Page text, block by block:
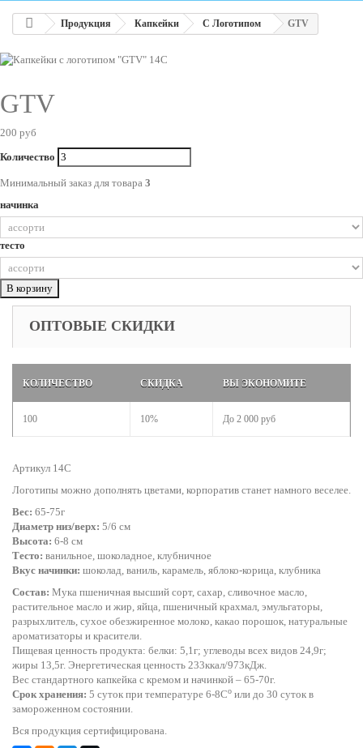
Продукция Капкейки С Логотипом GTV
GTV
200 руб
Количество
Минимальный заказ для товара 3
начинка
тесто
В корзину
ОПТОВЫЕ СКИДКИ
КОЛИЧЕСТВО СКИДКА ВЫ ЭКОНОМИТЕ
100 10% До 2 000 руб
Артикул 14C
Логотипы можно дополнять цветами, корпоратив станет намного веселее.
Вес: 65-75г
Диаметр низ/верх: 5/6 см
Высота: 6-8 см
Тесто: ванильное, шоколадное, клубничное
Вкус начинки: шоколад, ваниль, карамель, яблоко-корица, клубника
Состав: Мука пшеничная высший сорт, сахар, сливочное масло,
растительное масло и жир, яйца, пшеничный крахмал, эмульгаторы,
разрыхлитель, сухое обезжиренное молоко, какао порошок, натуральные
ароматизаторы и красители.
Пищевая ценность продукта: белки: 5,1г; углеводы всех видов 24,9г;
жиры 13,5г. Энергетическая ценность 233ккал/973кДж.
Вес стандартного капкейка с кремом и начинкой – 65-70г.
Срок хранения: 5 суток при температуре 6-8Сo или до 30 суток в
замороженном состоянии.
Вся продукция сертифицирована.